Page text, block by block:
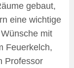
gebaut,
eine wichtige
mit
Feuerkelch,
Professor